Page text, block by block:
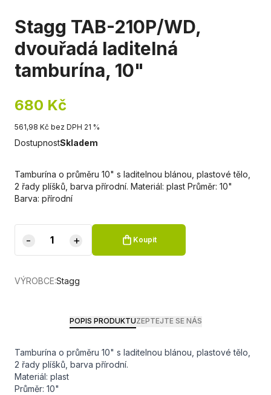
Stagg TAB-210P/WD,
dvouřadá laditelná
tamburína, 10"
680 Kč
561,98 Kč bez DPH 21 %
DostupnostSkladem
Tamburína o průměru 10" s laditelnou blánou, plastové tělo,
2 řady plíšků, barva přírodní. Materiál: plast Průměr: 10"
Barva: přírodní
- + Koupit
VÝROBCE:Stagg
POPIS PRODUKTUZEPTEJTE SE NÁS
Tamburína o průměru 10" s laditelnou blánou, plastové tělo,
2 řady plíšků, barva přírodní.
Materiál: plast
Průměr: 10"